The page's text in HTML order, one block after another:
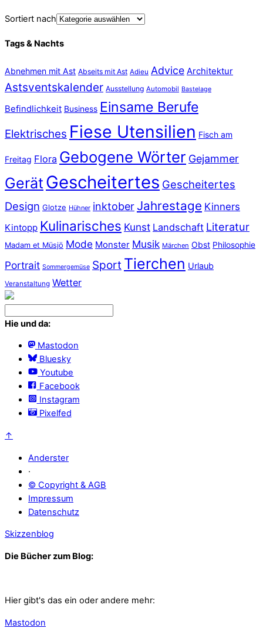
Sortiert nach
Tags & Nachts
Abnehmen mit Ast Abseits mit Ast Adieu Advice Architektur
Astsventskalender Ausstellung Automobil Bastelage
Befindlichkeit Business Einsame Berufe
Elektrisches Fiese Utensilien Fisch am
Freitag Flora Gebogene Wörter Gejammer
Gerät Gescheitertes Gescheitertes
Design Glotze Hühner inktober Jahrestage Kinners
Kintopp Kulinarisches Kunst Landschaft Literatur
Madam et Müsjö Mode Monster Musik Märchen Obst Philosophie
Portrait Sommergemüse Sport Tierchen Urlaub
Veranstaltung Wetter
Hie und da:
Mastodon
Bluesky
Youtube
Facebook
Instagram
Pixelfed
↑
Anderster
·
© Copyright & AGB
Impressum
Datenschutz
Skizzenblog
Die Bücher zum Blog:
Hier gibt's das ein oder andere mehr:
Mastodon